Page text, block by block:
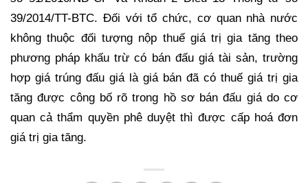
39/2014/TT-BTC. Đối với tổ chức, cơ quan nhà nước
không thuộc đối tượng nộp thuế giá trị gia tăng theo
phương pháp khấu trừ có bán đấu giá tài sản, trường
hợp giá trúng đấu giá là giá bán đã có thuế giá trị gia
tăng được công bố rõ trong hồ sơ bán đấu giá do cơ
quan cả thẩm quyền phê duyệt thì được cấp hoá đơn
giá trị gia tăng.